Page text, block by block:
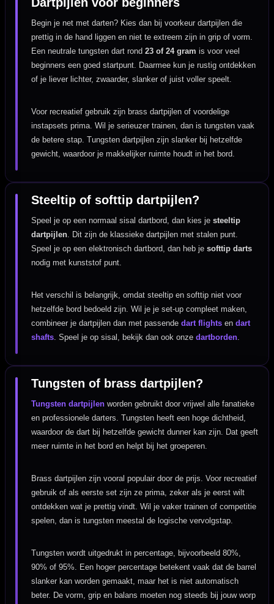
Begin je net met darten? Kies dan bij voorkeur dartpijlen die
prettig in de hand liggen en niet te extreem zijn in grip of vorm.
Een neutrale tungsten dart rond23 of 24 gram is voor veel
beginners een goed startpunt. Daarmee kun je rustig ontdekken
of je liever lichter, zwaarder, slanker of juist voller speelt.
Voor recreatief gebruik zijn brass dartpijlen of voordelige
instapsets prima. Wil je serieuzer trainen, dan is tungsten vaak
de betere stap. Tungsten dartpijlen zijn slanker bij hetzelfde
gewicht, waardoor je makkelijker ruimte houdt in het bord.
Steeltip of softtip dartpijlen?
Speel je op een normaal sisal dartbord, dan kies jesteeltip
dartpijlen. Dit zijn de klassieke dartpijlen met stalen punt.
Speel je op een elektronisch dartbord, dan heb jesofttip darts
nodig met kunststof punt.
Het verschil is belangrijk, omdat steeltip en softtip niet voor
hetzelfde bord bedoeld zijn. Wil je je set-up compleet maken,
combineer je dartpijlen dan met passendedart flights endart
shafts. Speel je op sisal, bekijk dan ook onzedartborden.
Tungsten of brass dartpijlen?
Tungsten dartpijlen worden gebruikt door vrijwel alle fanatieke
en professionele darters. Tungsten heeft een hoge dichtheid,
waardoor de dart bij hetzelfde gewicht dunner kan zijn. Dat geeft
meer ruimte in het bord en helpt bij het groeperen.
Brass dartpijlen zijn vooral populair door de prijs. Voor recreatief
gebruik of als eerste set zijn ze prima, zeker als je eerst wilt
ontdekken wat je prettig vindt. Wil je vaker trainen of competitie
spelen, dan is tungsten meestal de logische vervolgstap.
Tungsten wordt uitgedrukt in percentage, bijvoorbeeld 80%,
90% of 95%. Een hoger percentage betekent vaak dat de barrel
slanker kan worden gemaakt, maar het is niet automatisch
beter. De vorm, grip en balans moeten nog steeds bij jouw worp